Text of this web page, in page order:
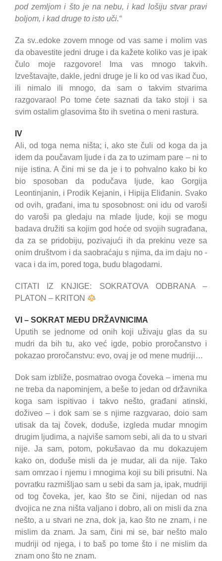
pod zemljom i što je na nebu, i kad lošiju stvar pravi
boljom, i kad druge to isto uči.“
Za sv..edoke zovem mnoge od vas same i molim vas
da obavestite jedni druge i da kažete koliko vas je ipak
čulo moje razgovore! Ima vas mnogo takvih.
Izveštavajte, dakle, jedni druge je li ko od vas ikad čuo,
ili nimalo ili mnogo, da sam o takvim stvarima
razgovarao! Po tome ćete saznati da tako stoji i sa
svim ostalim glasovima što ih svetina o meni rastura.
IV
Ali, od toga nema ništa; i, ako ste čuli od koga da ja
idem da poučavam ljude i da za to uzimam pare – ni to
nije istina. A čini mi se da je i to pohvalno kako bi ko
bio sposoban da podučava ljude, kao Gorgija
Leontinjanin, i Prodik Kejanin, i Hipija Eliđanin. Svako
od ovih, građani, ima tu sposobnost: oni idu od varoši
do varoši pa gledaju na mlade ljude, koji se mogu
badava družiti sa kojim god hoće od svojih sugrađana,
da za se pridobiju, pozivajući ih da prekinu veze sa
onim društvom i da saobraćaju s njima, da im daju no -
vaca i da im, pored toga, budu blagodarni.
CITATI IZ KNJIGE: SOKRATOVA ODBRANA –
PLATON – KRITON
VI – SOKRAT MEĐU DRŽAVNICIMA
Uputih se jednome od onih koji uživaju glas da su
mudri da bih tu, ako već igde, pobio proročanstvo i
pokazao proročanstvu: evo, ovaj je od mene mudriji…
Dok sam izbliže, posmatrao ovoga čoveka – imena mu
ne treba da napominjem, a beše to jedan od državnika
koga sam ispitivao i takvo nešto, građani atinski,
doživeo – i dok sam se s njime razgvarao, doio sam
utisak da taj čovek, doduše, izgleda mudar mnogim
drugim ljudima, a najviše samom sebi, ali da to u stvari
nije. Ja sam, potom, pokušavao da mu dokazujem
kako on, doduše misli da je mudar, ali da nije. Tako
sam omrzao i njemu i mnogima koji su bili prisutni. Na
povratku razmišljao sam u sebi da sam ja, ipak, mudriji
od tog čoveka, jer, kao što se čini, nijedan od nas
dvojica ne zna ništa valjano i dobro, ali on misli da zna
nešto, a u stvari ne zna, dok ja, kao što ne znam, i ne
mislim da znam. Ja sam, čini mi se, bar nešto malo
mudriji od njega, i to baš po tome što i ne mislim da
znam ono što ne znam.